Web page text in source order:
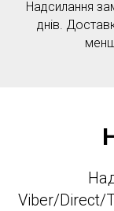
Надсилання
днів.
Viber/Direct/